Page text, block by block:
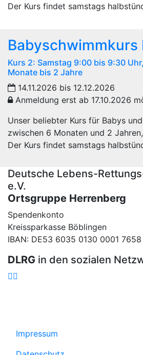
Der Kurs findet samstags
Babyschwimmkurs
Kurs 2: Samstag 9:00 bis 9:30
Monate bis 2 Jahre
14.11.2026 bis 12.12.2026
Anmeldung erst ab 17.10.2026
Unser beliebter Kurs für Babys
zwischen 6 Monaten und 2
Der Kurs findet samstags
Deutsche Lebens-
e.V.
Ortsgruppe Herrenberg
Spendenkonto
Kreissparkasse Böblingen
IBAN: DE53 6035 0130 0001
DLRG in den sozialen
Impressum